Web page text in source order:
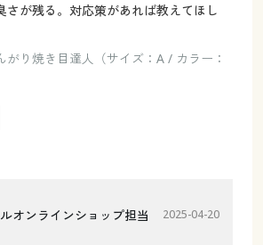
さが残る。対応策があれば教えてほし
り焼き目達人（サイズ：A / カラー：
オンラインショップ担当 2025-04-20